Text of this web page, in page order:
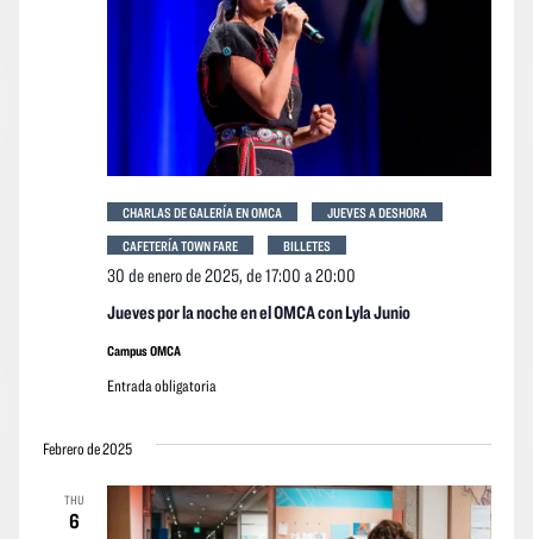
Jueves por la noche en el OMCA con Lyla Junio
30 de enero de 2025, de 17:00 a20:00
CHARLAS DE GALERÍA EN OMCA
JUEVES A DESHORA
CAFETERÍA TOWN FARE
BILLETES
Campus OMCA
Entrada obligatoria
Febrero de 2025
THU
6